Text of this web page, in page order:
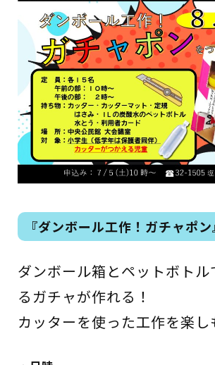
『ダンボール工作！ガチャポン
ダンボール箱とペットボトル
るガチャが作れる！
カッターを使った工作を楽し
イベント
図書館地図PDF
よくあるご質問
マンガ「雨宮敬二郎
スポンサー企業
利用案内
申請書ダウンロード
インターネットサービ